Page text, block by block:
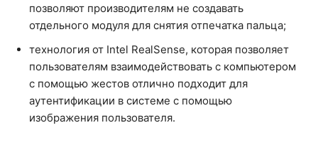
позволяют производителям не создавать
отдельного модуля для снятия отпечатка пальца;
технология от Intel RealSense, которая позволяет
пользователям взаимодействовать с компьютером
с помощью жестов отлично подходит для
аутентификации в системе с помощью
изображения пользователя.